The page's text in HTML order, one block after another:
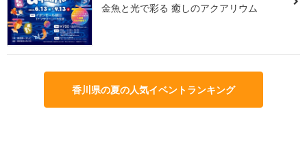
金魚と光で彩る 癒しのアクアリウム
香川県の夏の人気イベントランキング